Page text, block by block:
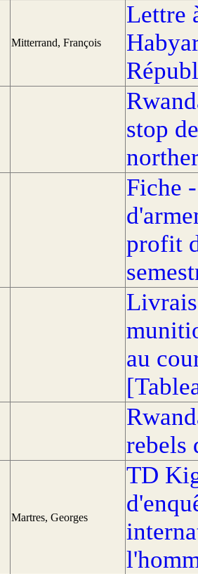
Mitterrand, François
Lettre
stop
Fiche
profit
au
rebels
Martres, Georges
TD